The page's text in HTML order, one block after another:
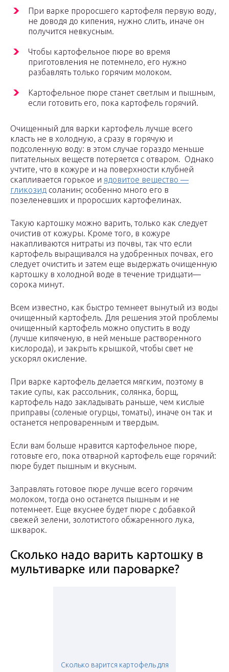
При варке проросшего картофеля первую воду,
не доводя до кипения, нужно слить, иначе он
получится невкусным.
Чтобы картофельное пюре во время
приготовления не потемнело, его нужно
разбавлять только горячим молоком.
Картофельное пюре станет светлым и пышным,
если готовить его, пока картофель горячий.
Очищенный для варки картофель лучше всего
класть не в холодную, а сразу в горячую и
подсоленную воду: в этом случае гораздо меньше
питательных веществ потеряется с отваром. Однако
учтите, что в кожуре и на поверхности клубней
скапливается горькое и ядовитое вещество —
гликозид соланин; особенно много его в
позеленевших и проросших картофелинах.
Такую картошку можно варить, только как следует
очистив от кожуры. Кроме того, в кожуре
накапливаются нитраты из почвы, так что если
картофель выращивался на удобренных почвах, его
следует очистить и затем еще выдержать очищенную
картошку в холодной воде в течение тридцати—
сорока минут.
Всем известно, как быстро темнеет вынутый из воды
очищенный картофель. Для решения этой проблемы
очищенный картофель можно опустить в воду
(лучше кипяченую, в ней меньше растворенного
кислорода), и закрыть крышкой, чтобы свет не
ускорял окисление.
При варке картофель делается мягким, поэтому в
такие супы, как рассольник, солянка, борщ,
картофель надо закладывать раньше, чем кислые
приправы (соленые огурцы, томаты), иначе он так и
останется непроваренным и твердым.
Если вам больше нравится картофельное пюре,
готовьте его, пока отварной картофель еще горячий:
пюре будет пышным и вкусным.
Заправлять готовое пюре лучше всего горячим
молоком, тогда оно останется пышным и не
потемнеет. Еще вкуснее будет пюре с добавкой
свежей зелени, золотистого обжаренного лука,
шкварок.
Сколько надо варить картошку в
мультиварке или пароварке?
Сколько варится картофель для